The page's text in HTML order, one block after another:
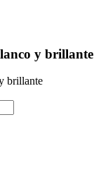
y brillante
brillante